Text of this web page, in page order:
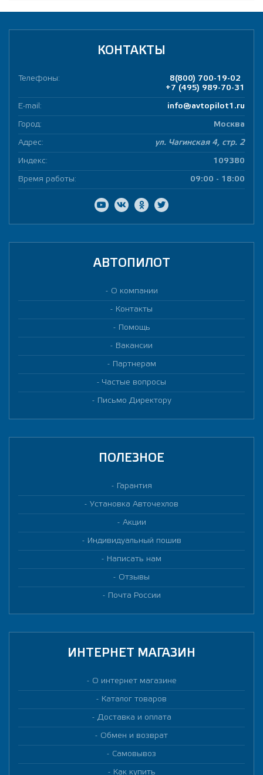
КОНТАКТЫ
Телефоны:
8(800) 700-19-02
+7 (495) 989-70-31
E-mail: info@avtopilot1.ru
Город: Москва
Адрес: ул. Чагинская 4, стр. 2
Индекс: 109380
Время работы: 09:00 - 18:00
АВТОПИЛОТ
О компании
Контакты
Помощь
Вакансии
Партнерам
Частые вопросы
Письмо Директору
ПОЛЕЗНОЕ
Гарантия
Установка Авточехлов
Акции
Индивидуальный пошив
Написать нам
Отзывы
Почта России
ИНТЕРНЕТ МАГАЗИН
О интернет магазине
Каталог товаров
Доставка и оплата
Обмен и возврат
Самовывоз
Как купить